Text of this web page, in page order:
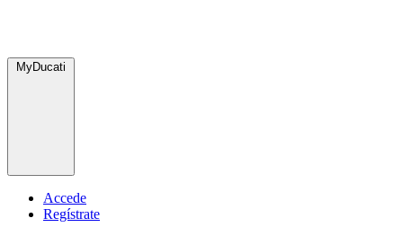
MyDucati
Accede
Regístrate